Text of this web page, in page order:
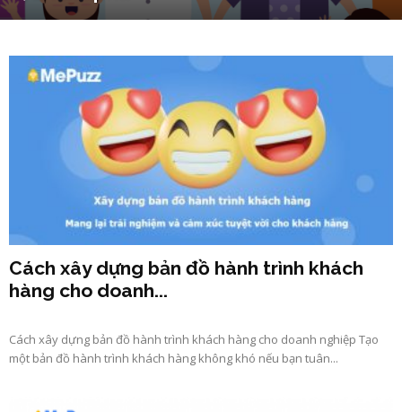
Cách xây dựng bản đồ hành trình khách
hàng cho doanh...
Cách xây dựng bản đồ hành trình khách hàng cho doanh nghiệp Tạo
một bản đồ hành trình khách hàng không khó nếu bạn tuân...